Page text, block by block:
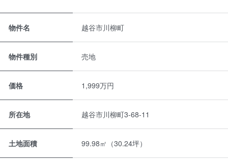
物件名
越谷市川柳町
物件種別 売地
価格 1,999万円
所在地 越谷市川柳町3-68-11
土地面積 99.98㎡（30.24坪）